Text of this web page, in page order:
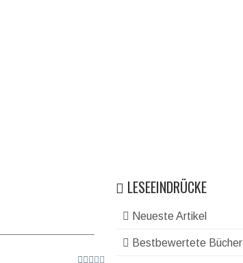
LESEEINDRÜCKE
Neueste Artikel
Bestbewertete Bücher